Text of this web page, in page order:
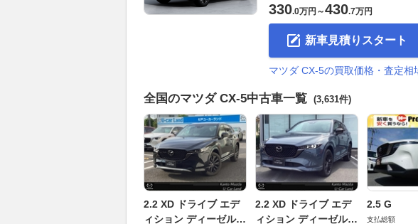
330.0万円 ～430.7万円
新車見積りスタート
マツダ CX-5の買取価格・査定相
全国のマツダ CX-5中古車一覧 (3,631件)
2.2 XD ドライブ エデ
ィション ディーゼルタ
2.2 XD ドライブ エデ
ィション ディーゼルタ
2.5 G
支払総額